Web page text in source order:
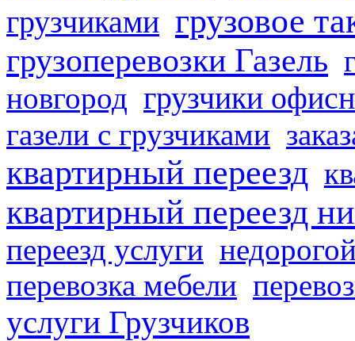
грузчиками грузовое
грузоперевозки Газель
новгород грузчики
газели с грузчиками
квартирный переезд
квартирный переезд
переезд услуги
перевозка мебели
услуги Грузчиков